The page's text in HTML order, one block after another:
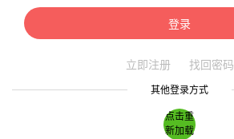
登录
立即注册 找回密码
其他登录方式
点击重
新加载